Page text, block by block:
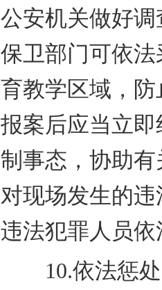
公安机关做好
保卫部门可依
育教学区域，
报案后应当立
制事态，协助
对现场发生的
违法犯罪人员
10.依法惩处“